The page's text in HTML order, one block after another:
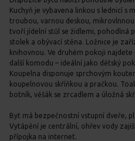
Kuchyň je vybavena linkou s lednicí s
troubou, varnou deskou,
tvoří jídelní stůl se židlemi, pohodlná
stolek a obývací stěna. Ložnice je
knihovnou. Ve druhém pokoji
další komodu – ideální jako dětský
Koupelna disponuje sprchovým
koupelnovou skříňkou a pračkou.
botník, věšák se zrcadlem a úložná
Byt má bezpečnostní vstupní dveře,
Vytápění je centrální, ohřev vody
přípojka na internet.